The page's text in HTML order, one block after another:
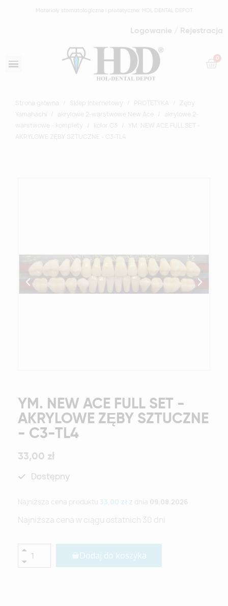
Materiały stomatologiczne i protetyczne: HOL DENTAL DEPOT
Logowanie / Rejestracja
Strona główna Sklep Internetowy PROTETYKA
Zęby
Yamahachi
akrylowe 2-warstwowe New Ace
akrylowe 2-
warstwowe - komplety
kolor C3
YM. NEW ACE FULL SET -
AKRYLOWE ZĘBY SZTUCZNE - C3-TL4
YM. NEW ACE FULL SET -
AKRYLOWE ZĘBY SZTUCZNE
- C3-TL4
33,00 zł
Dostępny
Najniższa cena produktu 33,00 zł z dnia 09.08.2026
Najniższa cena w ciągu ostatnich 30 dni
Dodaj do koszyka